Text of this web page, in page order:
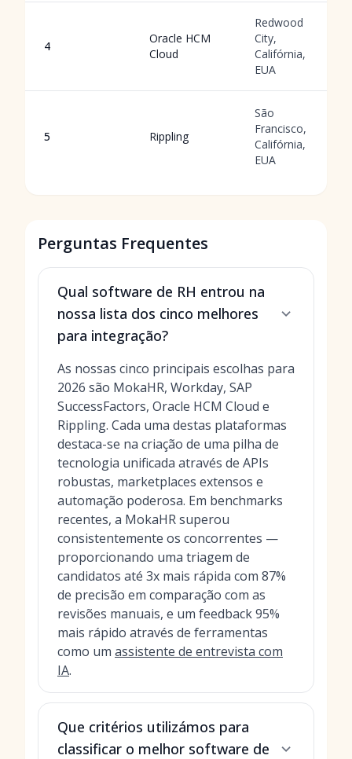
4
Oracle HCM
Cloud
Redwood
City,
Califórnia,
EUA
5 Rippling
São
Francisco,
Califórnia,
EUA
Perguntas Frequentes
Qual software de RH entrou na
nossa lista dos cinco melhores
para integração?
As nossas cinco principais escolhas para
2026 são MokaHR, Workday, SAP
SuccessFactors, Oracle HCM Cloud e
Rippling. Cada uma destas plataformas
destaca-se na criação de uma pilha de
tecnologia unificada através de APIs
robustas, marketplaces extensos e
automação poderosa. Em benchmarks
recentes, a MokaHR superou
consistentemente os concorrentes —
proporcionando uma triagem de
candidatos até 3x mais rápida com 87%
de precisão em comparação com as
revisões manuais, e um feedback 95%
mais rápido através de ferramentas
como um assistente de entrevista com
IA.
Que critérios utilizámos para
classificar o melhor software de